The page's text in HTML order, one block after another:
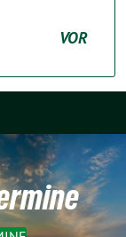
VOR